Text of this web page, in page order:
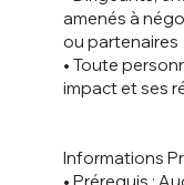
amenés à
ou partenaires
• Toute
impact et ses
Informations